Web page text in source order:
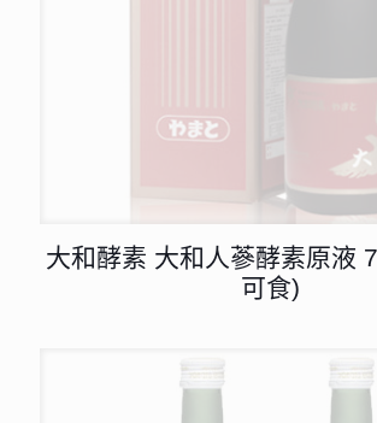
大和酵素 大和人蔘酵素原液
可食)